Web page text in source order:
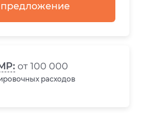
предложение
от 100 000
расходов